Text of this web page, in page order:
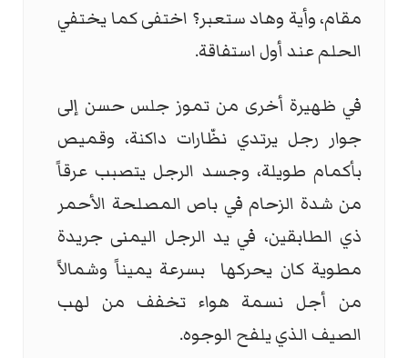
مقام، وأية وهاد ستعبر؟ اختفى كما يختفي
الحلم عند أول استفاقة.
في ظهيرة أخرى من تموز جلس حسن إلى
جوار رجل يرتدي نظّارات داكنة، وقميص
بأكمام طويلة، وجسد الرجل يتصبب عرقاً
من شدة الزحام في باص المصلحة الأحمر
ذي الطابقين، في يد الرجل اليمنى جريدة
مطوية كان يحركها بسرعة يميناً وشمالاً
من أجل نسمة هواء تخفف من لهب
الصيف الذي يلفح الوجوه.